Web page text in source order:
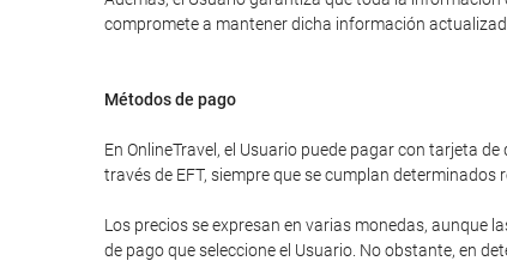
compromete a mantener dicha información
Métodos de pago
En OnlineTravel, el Usuario puede pagar con tarjeta
través de EFT, siempre que se cumplan determinados
Los precios se expresan en varias monedas, aunque
de pago que seleccione el Usuario. No obstante, en